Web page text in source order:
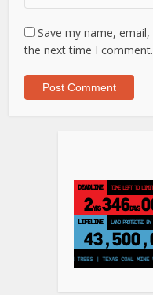
Save my name,
the next time I comment.
DEADLINE TIME LEFT TO LIMIT
2YRS 346DAYS
LIFELINE LAND PROTECTED
PLANT 250 MILLION TREES | TEXAS COAL MINE WILL